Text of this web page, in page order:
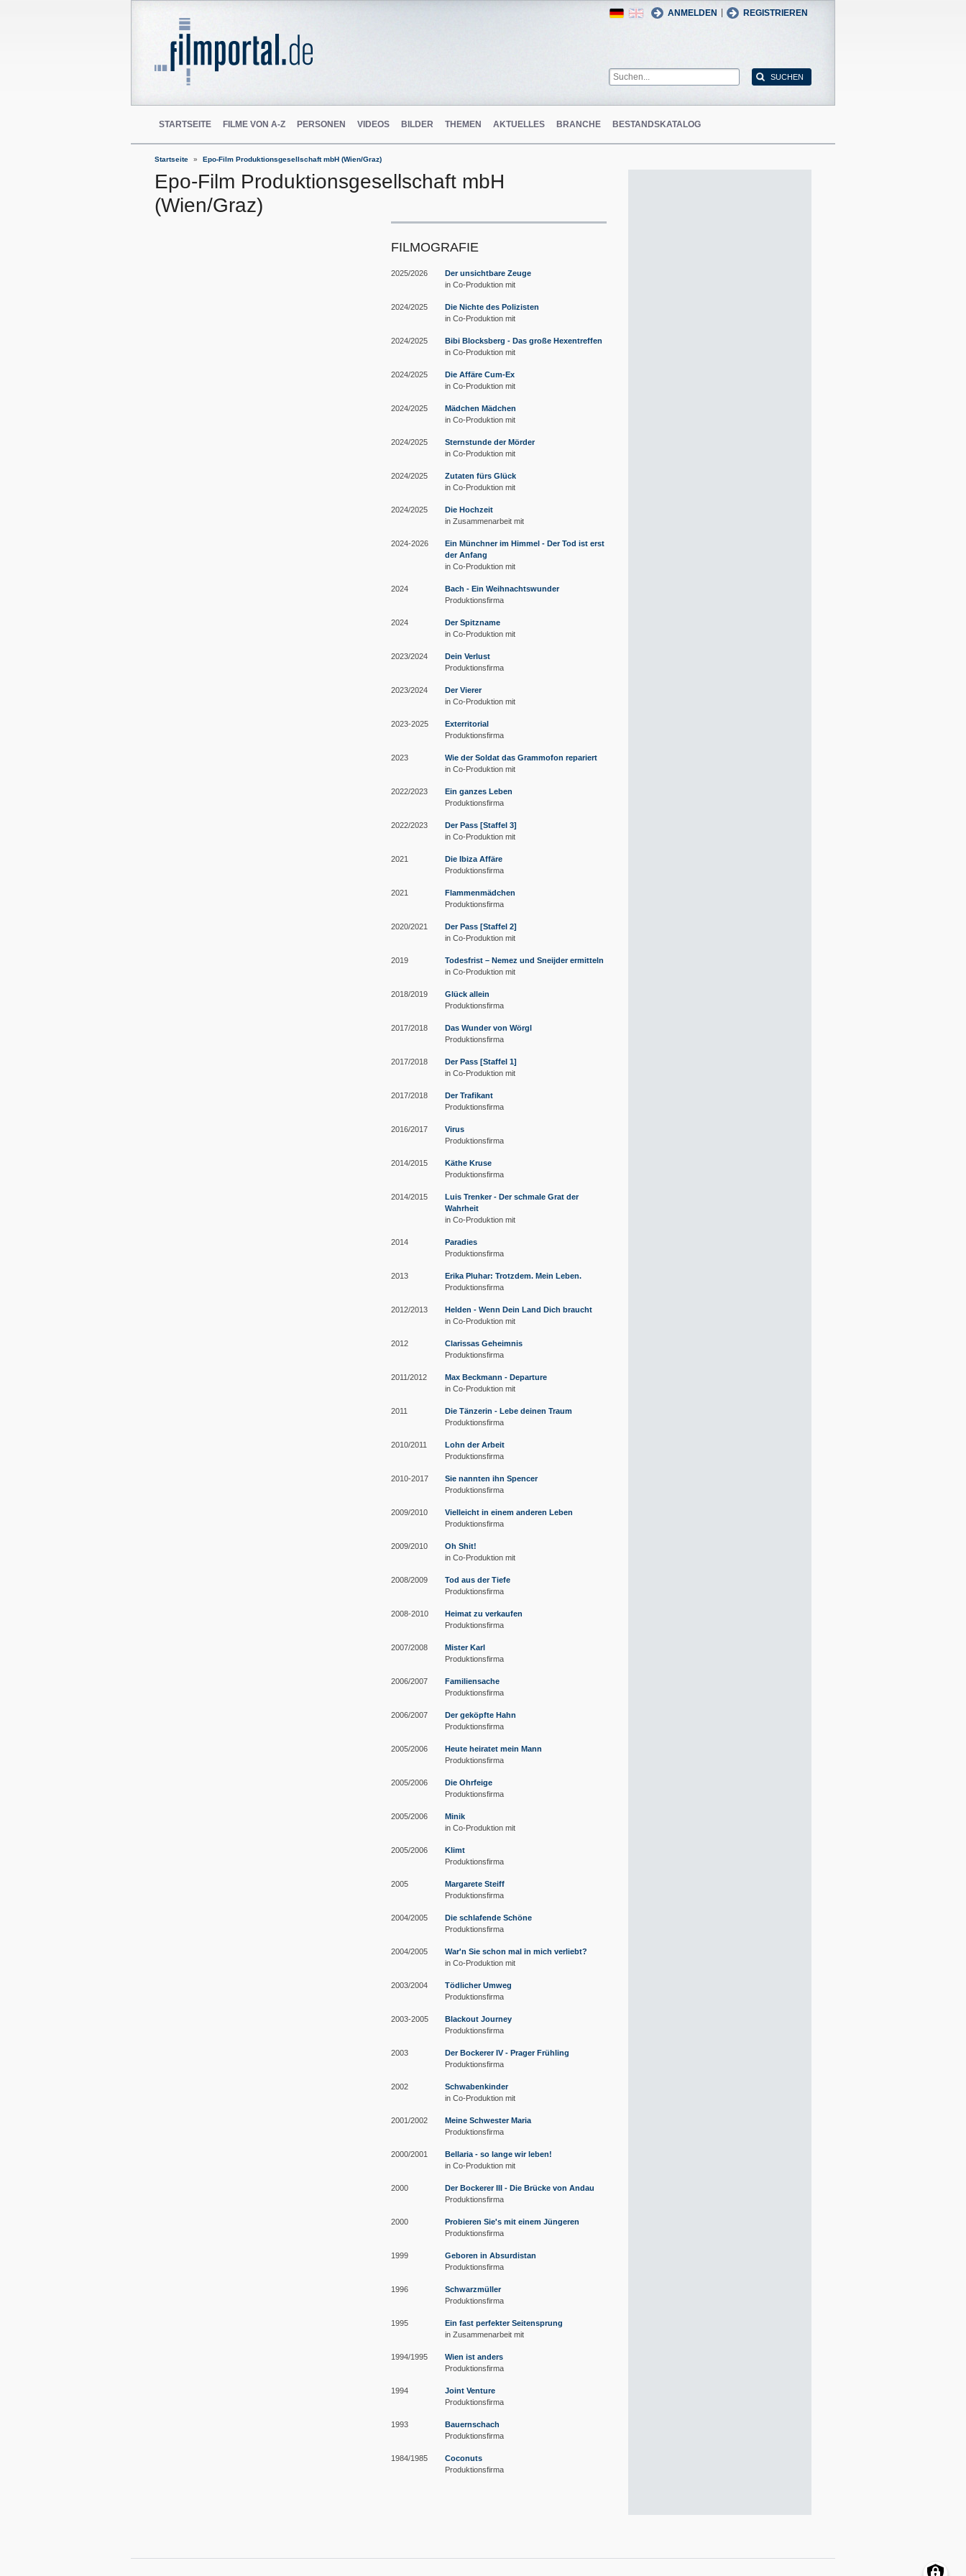
ANMELDEN REGISTRIEREN
English
German
STARTSEITE FILME VON A-Z PERSONEN VIDEOS BILDER THEMEN AKTUELLES BRANCHE BESTANDSKATALOG
Startseite Epo-Film Produktionsgesellschaft mbH (Wien/Graz)
Epo-Film Produktionsgesellschaft mbH
(Wien/Graz)
FILMOGRAFIE
2025/2026
Der unsichtbare Zeuge
in Co-Produktion mit
2024/2025
Die Nichte des Polizisten
in Co-Produktion mit
2024/2025
Bibi Blocksberg - Das große Hexentreffen
in Co-Produktion mit
2024/2025
Die Affäre Cum-Ex
in Co-Produktion mit
2024/2025
Mädchen Mädchen
in Co-Produktion mit
2024/2025
Sternstunde der Mörder
in Co-Produktion mit
2024/2025
Zutaten fürs Glück
in Co-Produktion mit
2024/2025
Die Hochzeit
in Zusammenarbeit mit
2024-2026
Ein Münchner im Himmel - Der Tod ist erst
der Anfang
in Co-Produktion mit
2024
Bach - Ein Weihnachtswunder
Produktionsfirma
2024
Der Spitzname
in Co-Produktion mit
2023/2024
Dein Verlust
Produktionsfirma
2023/2024
Der Vierer
in Co-Produktion mit
2023-2025
Exterritorial
Produktionsfirma
2023
Wie der Soldat das Grammofon repariert
in Co-Produktion mit
2022/2023
Ein ganzes Leben
Produktionsfirma
2022/2023
Der Pass [Staffel 3]
in Co-Produktion mit
2021
Die Ibiza Affäre
Produktionsfirma
2021
Flammenmädchen
Produktionsfirma
2020/2021
Der Pass [Staffel 2]
in Co-Produktion mit
2019
Todesfrist – Nemez und Sneijder ermitteln
in Co-Produktion mit
2018/2019
Glück allein
Produktionsfirma
2017/2018
Das Wunder von Wörgl
Produktionsfirma
2017/2018
Der Pass [Staffel 1]
in Co-Produktion mit
2017/2018
Der Trafikant
Produktionsfirma
2016/2017
Virus
Produktionsfirma
2014/2015
Käthe Kruse
Produktionsfirma
2014/2015
Luis Trenker - Der schmale Grat der
Wahrheit
in Co-Produktion mit
2014
Paradies
Produktionsfirma
2013
Erika Pluhar: Trotzdem. Mein Leben.
Produktionsfirma
2012/2013
Helden - Wenn Dein Land Dich braucht
in Co-Produktion mit
2012
Clarissas Geheimnis
Produktionsfirma
2011/2012
Max Beckmann - Departure
in Co-Produktion mit
2011
Die Tänzerin - Lebe deinen Traum
Produktionsfirma
2010/2011
Lohn der Arbeit
Produktionsfirma
2010-2017
Sie nannten ihn Spencer
Produktionsfirma
2009/2010
Vielleicht in einem anderen Leben
Produktionsfirma
2009/2010
Oh Shit!
in Co-Produktion mit
2008/2009
Tod aus der Tiefe
Produktionsfirma
2008-2010
Heimat zu verkaufen
Produktionsfirma
2007/2008
Mister Karl
Produktionsfirma
2006/2007
Familiensache
Produktionsfirma
2006/2007
Der geköpfte Hahn
Produktionsfirma
2005/2006
Heute heiratet mein Mann
Produktionsfirma
2005/2006
Die Ohrfeige
Produktionsfirma
2005/2006
Minik
in Co-Produktion mit
2005/2006
Klimt
Produktionsfirma
2005
Margarete Steiff
Produktionsfirma
2004/2005
Die schlafende Schöne
Produktionsfirma
2004/2005
War'n Sie schon mal in mich verliebt?
in Co-Produktion mit
2003/2004
Tödlicher Umweg
Produktionsfirma
2003-2005
Blackout Journey
Produktionsfirma
2003
Der Bockerer IV - Prager Frühling
Produktionsfirma
2002
Schwabenkinder
in Co-Produktion mit
2001/2002
Meine Schwester Maria
Produktionsfirma
2000/2001
Bellaria - so lange wir leben!
in Co-Produktion mit
2000
Der Bockerer III - Die Brücke von Andau
Produktionsfirma
2000
Probieren Sie's mit einem Jüngeren
Produktionsfirma
1999
Geboren in Absurdistan
Produktionsfirma
1996
Schwarzmüller
Produktionsfirma
1995
Ein fast perfekter Seitensprung
in Zusammenarbeit mit
1994/1995
Wien ist anders
Produktionsfirma
1994
Joint Venture
Produktionsfirma
1993
Bauernschach
Produktionsfirma
1984/1985
Coconuts
Produktionsfirma